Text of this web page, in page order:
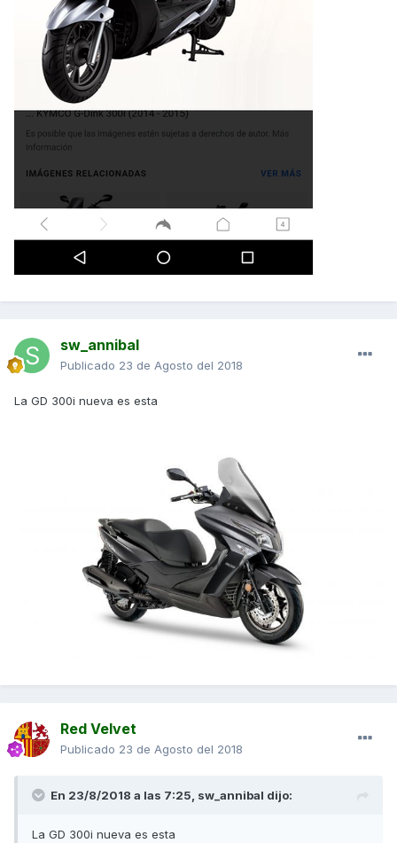
sw_annibal
Publicado 23 de Agosto del 2018
La GD 300i nueva es esta
Red Velvet
Publicado 23 de Agosto del 2018
En 23/8/2018 a las 7:25, sw_annibal dijo:
La GD 300i nueva es esta